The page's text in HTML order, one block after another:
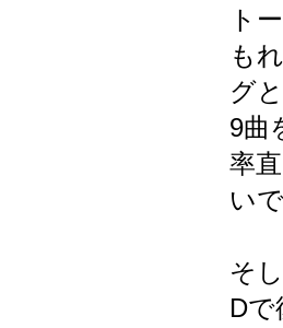
ト
も
グ
9曲
率
い
そ
D